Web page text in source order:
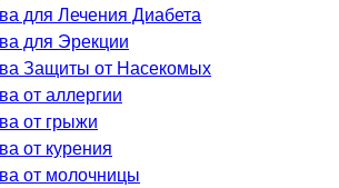
для Лечения Диабета
для Эрекции
Защиты от Насекомых
от аллергии
от грыжи
от курения
от молочницы